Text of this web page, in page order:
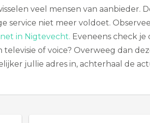
veel mensen van aanbieder.
service niet meer voldoet.
in Nigtevecht. Eveneens check je
televisie of voice? Overweeg dan
jullie adres in, achterhaal de